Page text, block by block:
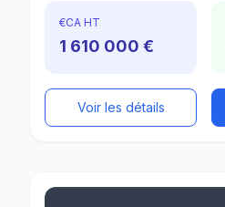
€CA HT
1 610 000 €
Voir les détails